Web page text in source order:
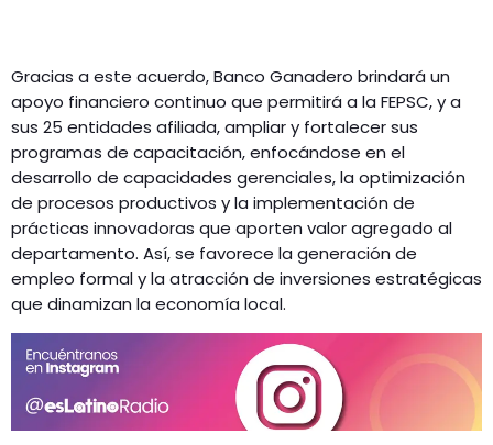
Gracias a este acuerdo, Banco Ganadero brindará un
apoyo financiero continuo que permitirá a la FEPSC, y a
sus 25 entidades afiliada, ampliar y fortalecer sus
programas de capacitación, enfocándose en el
desarrollo de capacidades gerenciales, la optimización
de procesos productivos y la implementación de
prácticas innovadoras que aporten valor agregado al
departamento. Así, se favorece la generación de
empleo formal y la atracción de inversiones estratégicas
que dinamizan la economía local.